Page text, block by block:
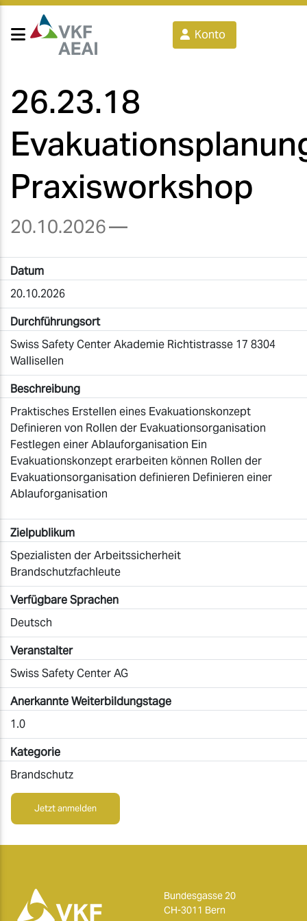
Konto
26.23.18
Praxisworkshop
20.10.2026—
Datum
20.10.2026
Durchführungsort
Swiss Safety Center Akademie Richtistrasse 17 8304
Wallisellen
Beschreibung
Praktisches Erstellen eines Evakuationskonzept
Definieren von Rollen der Evakuationsorganisation
Festlegen einer Ablauforganisation Ein
Evakuationskonzept erarbeiten können Rollen der
Evakuationsorganisation definieren Definieren einer
Ablauforganisation
Zielpublikum
Spezialisten der Arbeitssicherheit
Brandschutzfachleute
Verfügbare Sprachen
Deutsch
Veranstalter
Swiss Safety Center AG
Anerkannte Weiterbildungstage
1.0
Kategorie
Brandschutz
Jetzt anmelden
Bundesgasse 20
CH-3011 Bern